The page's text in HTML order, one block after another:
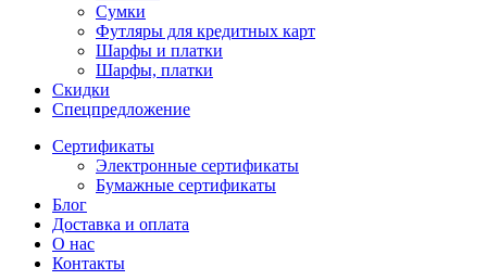
Сумки
Футляры для кредитных карт
Шарфы и платки
Шарфы, платки
Скидки
Спецпредложение
Сертификаты
Электронные сертификаты
Бумажные сертификаты
Блог
Доставка и оплата
О нас
Контакты